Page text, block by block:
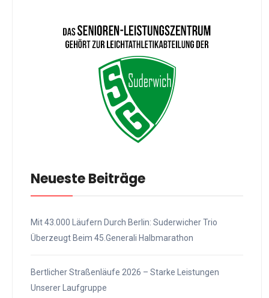
Neueste Beiträge
Mit 43.000 Läufern Durch Berlin: Suderwicher Trio
Überzeugt Beim 45.Generali Halbmarathon
Bertlicher Straßenläufe 2026 – Starke Leistungen
Unserer Laufgruppe